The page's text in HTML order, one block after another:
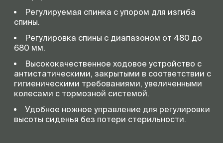
Регулируемая спинка с упором для изгиба
спины.
Регулировка спины с диапазоном от 480 до
680 мм.
Высококачественное ходовое устройство с
антистатическими, закрытыми в соответствии с
гигиеническими требованиями, увеличенными
колесами с тормозной системой.
Удобное ножное управление для регулировки
высоты сиденья без потери стерильности.